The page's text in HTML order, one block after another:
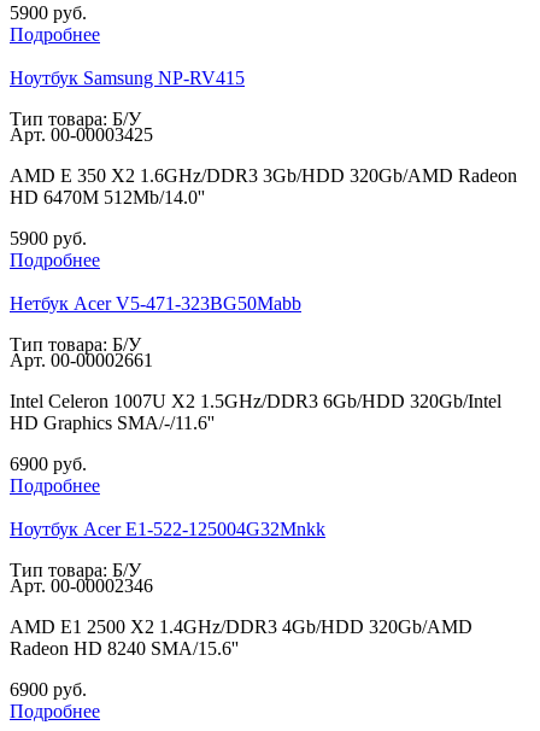
5900 руб.
Подробнее
Ноутбук Samsung NP-RV415
Тип товара: Б/У
Арт. 00-00003425
AMD E 350 X2 1.6GHz/DDR3 3Gb/HDD 320Gb/AMD Radeon
HD 6470M 512Mb/14.0''
5900 руб.
Подробнее
Нетбук Acer V5-471-323BG50Mabb
Тип товара: Б/У
Арт. 00-00002661
Intel Celeron 1007U X2 1.5GHz/DDR3 6Gb/HDD 320Gb/Intel
HD Graphics SMA/-/11.6''
6900 руб.
Подробнее
Ноутбук Acer E1-522-125004G32Mnkk
Тип товара: Б/У
Арт. 00-00002346
AMD E1 2500 X2 1.4GHz/DDR3 4Gb/HDD 320Gb/AMD
Radeon HD 8240 SMA/15.6''
6900 руб.
Подробнее